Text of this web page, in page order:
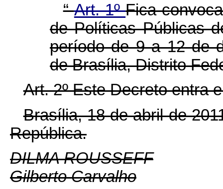
“Art. 1ºFica
de Políticas Públicas
período de 9 a 12 de
de Brasília,Distrito
Art. 2º Este Decreto entra
Brasília, 18 de abril de
República.
DILMA ROUSSEFF
Gilberto Carvalho